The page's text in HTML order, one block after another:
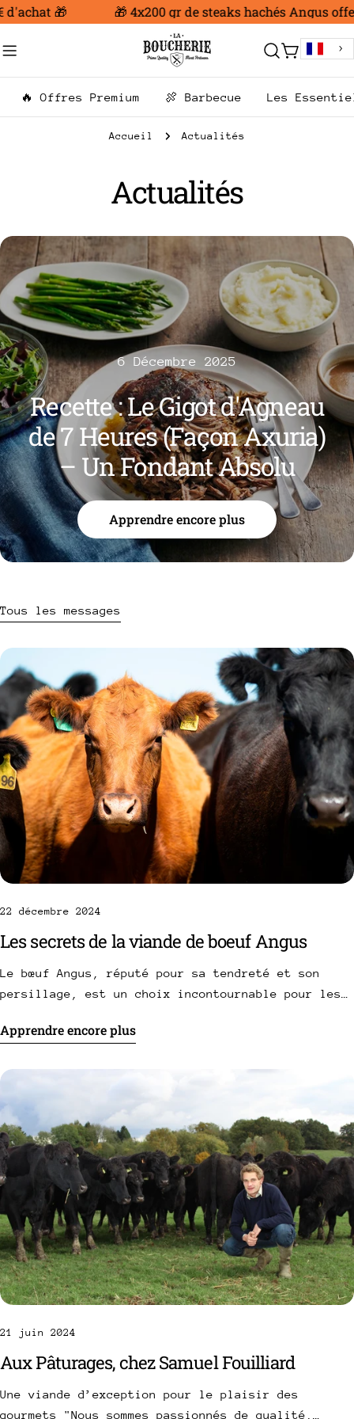
Aller
contenu
🎁 🎁 4x200 gr de steaks hachés Angus offert
Chariot
🔥 Offres Premium 🍖 Barbecue Les
Accueil Actualités
Actualités
6 Décembre 2025
Recette : Le Gigot d'Agneau
de 7 Heures (Façon Axuria)
– Un Fondant Absolu
Apprendre encore plus
Tous les messages
22 décembre 2024
Les secrets de la viande de boeuf Angus
Le bœuf Angus, réputé pour sa tendreté et son
persillage, est un choix incontournable pour les
son origine écossaise, et comment en tirer le
Apprendre encore plus
21 juin 2024
Aux Pâturages, chez Samuel Fouilliard
Une viande d’exception pour le plaisir des
gourmets "Nous sommes passionnés de qualité,